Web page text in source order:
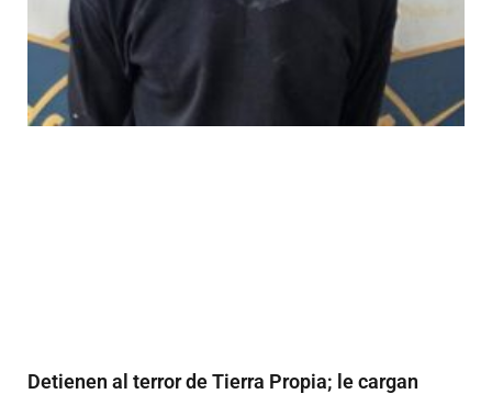
Detienen al terror de Tierra Propia; le cargan